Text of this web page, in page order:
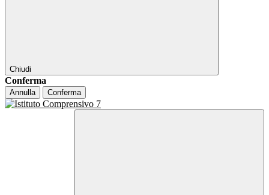
Chiudi
Conferma
Annulla Conferma